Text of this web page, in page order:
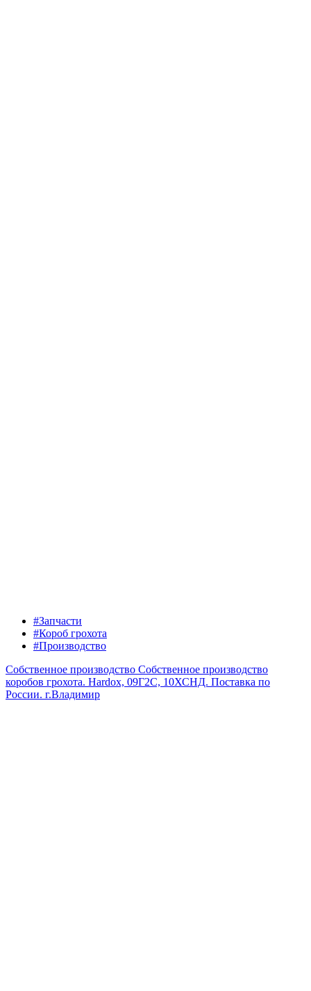
#Запчасти
#Короб грохота
#Производство
Собственное производство Собственное производство
коробов грохота. Hardox, 09Г2С, 10ХСНД. Поставка по
России. г.Владимир